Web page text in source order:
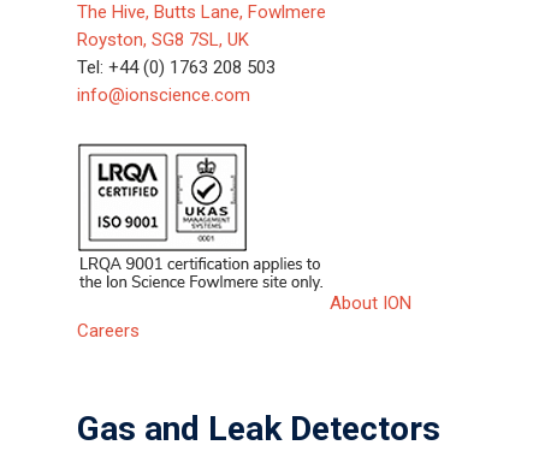
The Hive, Butts Lane, Fowlmere
Royston, SG8 7SL, UK
Tel: +44 (0) 1763 208 503
info@ionscience.com
About ION
Careers
Gas and Leak Detectors